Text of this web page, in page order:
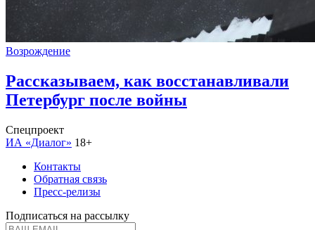
Возрождение
Рассказываем, как восстанавливали
Петербург после войны
Спецпроект
ИА «Диалог» 18+
Контакты
Обратная связь
Пресс-релизы
Подписаться на рассылку